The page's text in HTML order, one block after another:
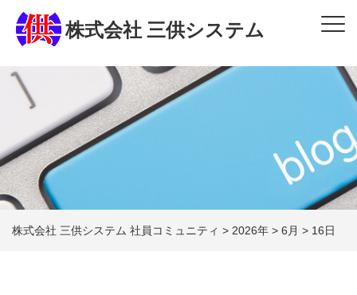
株式会社 三供システム
株式会社 三供システム 社員コミュニティ > 2026年 > 6月 > 16日